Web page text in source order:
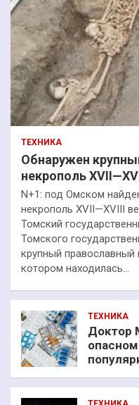
ТЕХНИКА
Обнаружен
некрополь
N+1: под Омском
некрополь XVII—XVIII
Томский
Томского
крупный православный
котором находилась…
ТЕХНИКА
Доктор